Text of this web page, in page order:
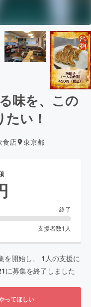
味を、この
い！
食店 東京都
終了
支援者数1 人
を開始し、 1 人の支援に
に募集を終了しました
ってほしい